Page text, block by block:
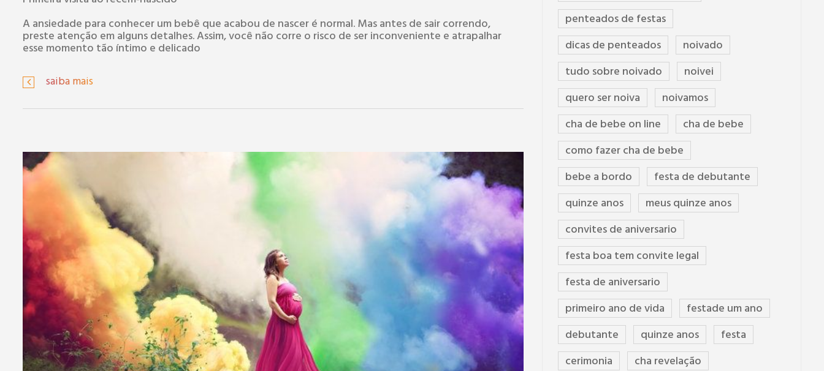
A ansiedade para conhecer um bebê que acabou de nascer é normal. Mas antes de sair correndo,
preste atenção em alguns detalhes. Assim, você não corre o risco de ser inconveniente e atrapalhar
esse momento tão íntimo e delicado
saiba mais
penteados de festas
dicas de penteados
noivado
tudo sobre noivado
noivei
quero ser noiva
noivamos
cha de bebe on line
cha de bebe
como fazer cha de bebe
bebe a bordo
festa de debutante
quinze anos
meus quinze anos
convites de aniversario
festa boa tem convite legal
festa de aniversario
primeiro ano de vida
festade um ano
debutante
quinze anos
festa
cerimonia
cha revelação